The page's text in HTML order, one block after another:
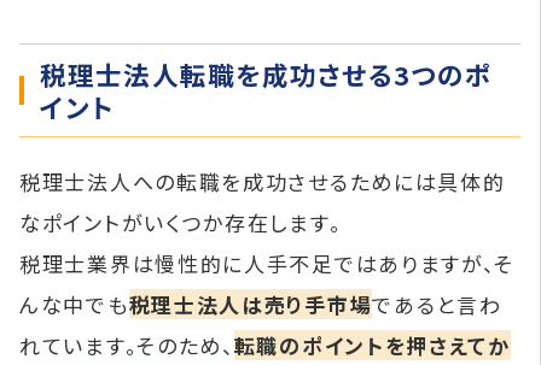
税理士法人転職を成功させる3つのポ
イント
税理士法人への転職を成功させるためには具体的
なポイントがいくつか存在します。
税理士業界は慢性的に人手不足ではありますが、そ
んな中でも税理士法人は売り手市場であると言わ
れています。そのため、 転職のポイントを押さえてか